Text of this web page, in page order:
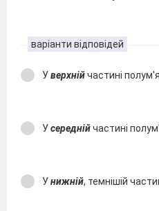
варіанти відповідей
Уверхнійчастині полум'я
Усереднійчастині
Унижній, темнішій